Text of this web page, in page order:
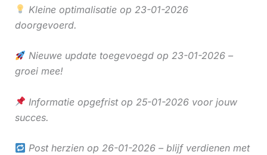
Kleine optimalisatie op 23-01-2026
doorgevoerd.
Nieuwe update toegevoegd op 23-01-2026 –
groei mee!
Informatie opgefrist op 25-01-2026 voor jouw
succes.
Post herzien op 26-01-2026 – blijf verdienen met